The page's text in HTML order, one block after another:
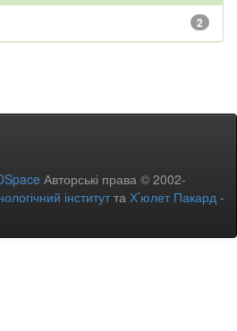
2
Авторські права © 2002-
інститутта Х’юлет Пакард -